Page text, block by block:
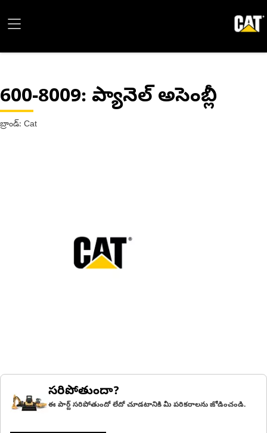
600-8009: ప్యానెల్ అసెంబ్లీ
బ్రాండ్: Cat
సరిపోతుందా?
ఈ పార్ట్ సరిపోతుందో లేదో చూడటానికి మీ పరికరాలను జోడించండి.